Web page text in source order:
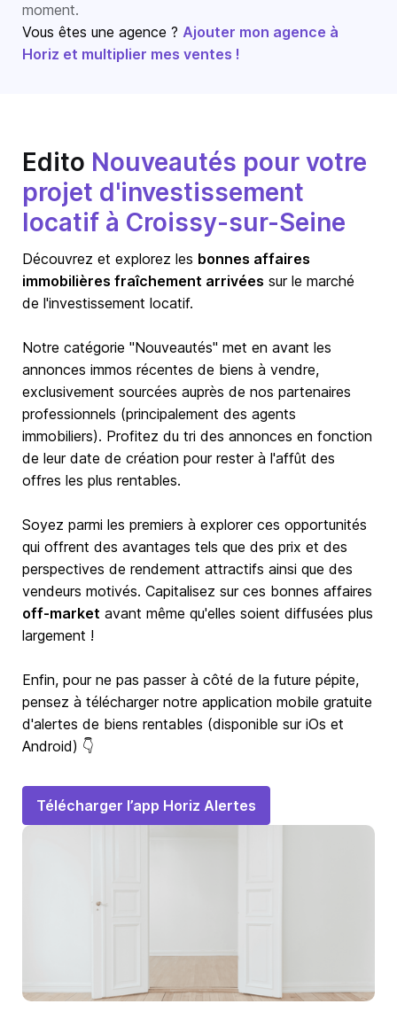
moment.
Vous êtes une agence ? Ajouter mon agence à
Horiz et multiplier mes ventes !
Edito Nouveautés pour votre
projet d'investissement
locatif à Croissy-sur-Seine
Découvrez et explorez les bonnes affaires
immobilières fraîchement arrivées sur le marché
de l'investissement locatif.
Notre catégorie "Nouveautés" met en avant les
annonces immos récentes de biens à vendre,
exclusivement sourcées auprès de nos partenaires
professionnels (principalement des agents
immobiliers). Profitez du tri des annonces en fonction
de leur date de création pour rester à l'affût des
offres les plus rentables.
Soyez parmi les premiers à explorer ces opportunités
qui offrent des avantages tels que des prix et des
perspectives de rendement attractifs ainsi que des
vendeurs motivés. Capitalisez sur ces bonnes affaires
off-market avant même qu'elles soient diffusées plus
largement !
Enfin, pour ne pas passer à côté de la future pépite,
pensez à télécharger notre application mobile gratuite
d'alertes de biens rentables (disponible sur iOs et
Android) 👇
Télécharger l’app Horiz Alertes